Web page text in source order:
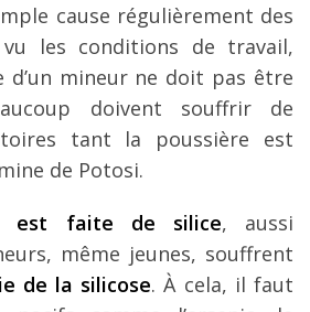
cause régulièrement des
les conditions de travail,
d’un mineur ne doit pas être
doivent souffrir de
tant la poussière est
de Potosi.
est faite de silice, aussi
même jeunes, souffrent
de la silicose. À cela, il faut